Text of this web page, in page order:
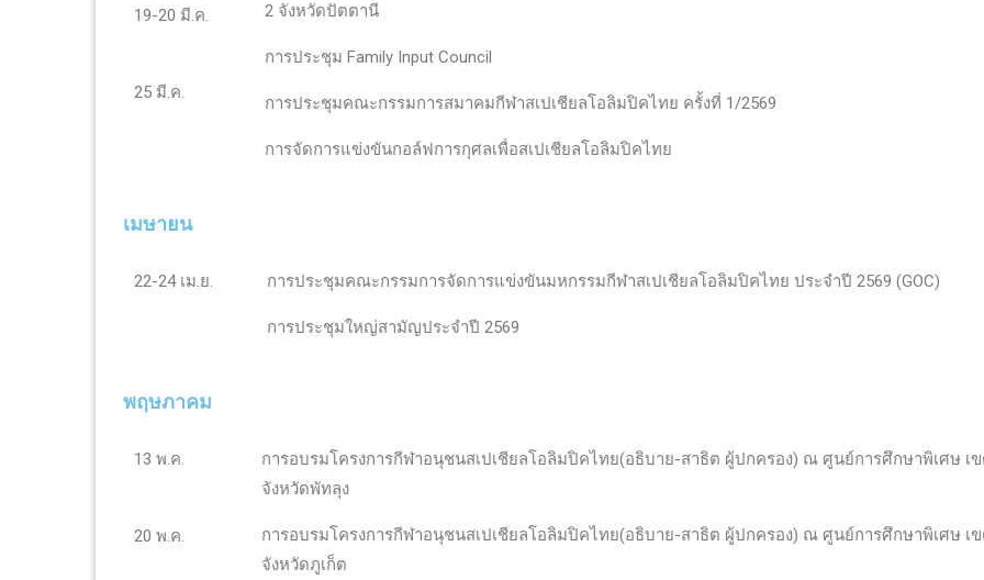
19-20 มี.ค.
25 มี.ค.
2 จังหวัดปัตตานี
การประชุม Family Input Council
การประชุมคณะกรรมการสมาคมกีฬาสเปเชียลโอลิมปิคไทย ครั้งที่ 1/2569
การจัดการแข่งขันกอล์ฟการกุศลเพื่อสเปเชียลโอลิมปิคไทย
เมษายน
22-24 เม.ย. การประชุมคณะกรรมการจัดการแข่งขันมหกรรมกีฬาสเปเชียลโอลิมปิคไทย ประจำปี 2569 (GOC)
การประชุมใหญ่สามัญประจำปี 2569
พฤษภาคม
13 พ.ค.
20 พ.ค.
การอบรมโครงการกีฬาอนุชนสเปเชียลโอลิมปิคไทย(อธิบาย-สาธิต ผู้ปกครอง) ณ ศูนย์การศึกษาพิเศษ เ
จังหวัดพัทลุง
การอบรมโครงการกีฬาอนุชนสเปเชียลโอลิมปิคไทย(อธิบาย-สาธิต ผู้ปกครอง) ณ ศูนย์การศึกษาพิเศษ เ
จังหวัดภูเก็ต